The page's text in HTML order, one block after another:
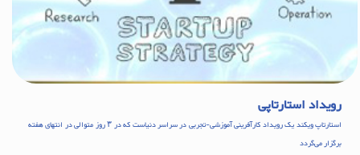
رویداد استارتاپی
استارتاپ ویکند یک رویداد کارآفرینی آموزشی-تجربی در سراسر دنیاست که در ۳ روز متوالی در انتهای هفته
بر‌گزار می‌گردد